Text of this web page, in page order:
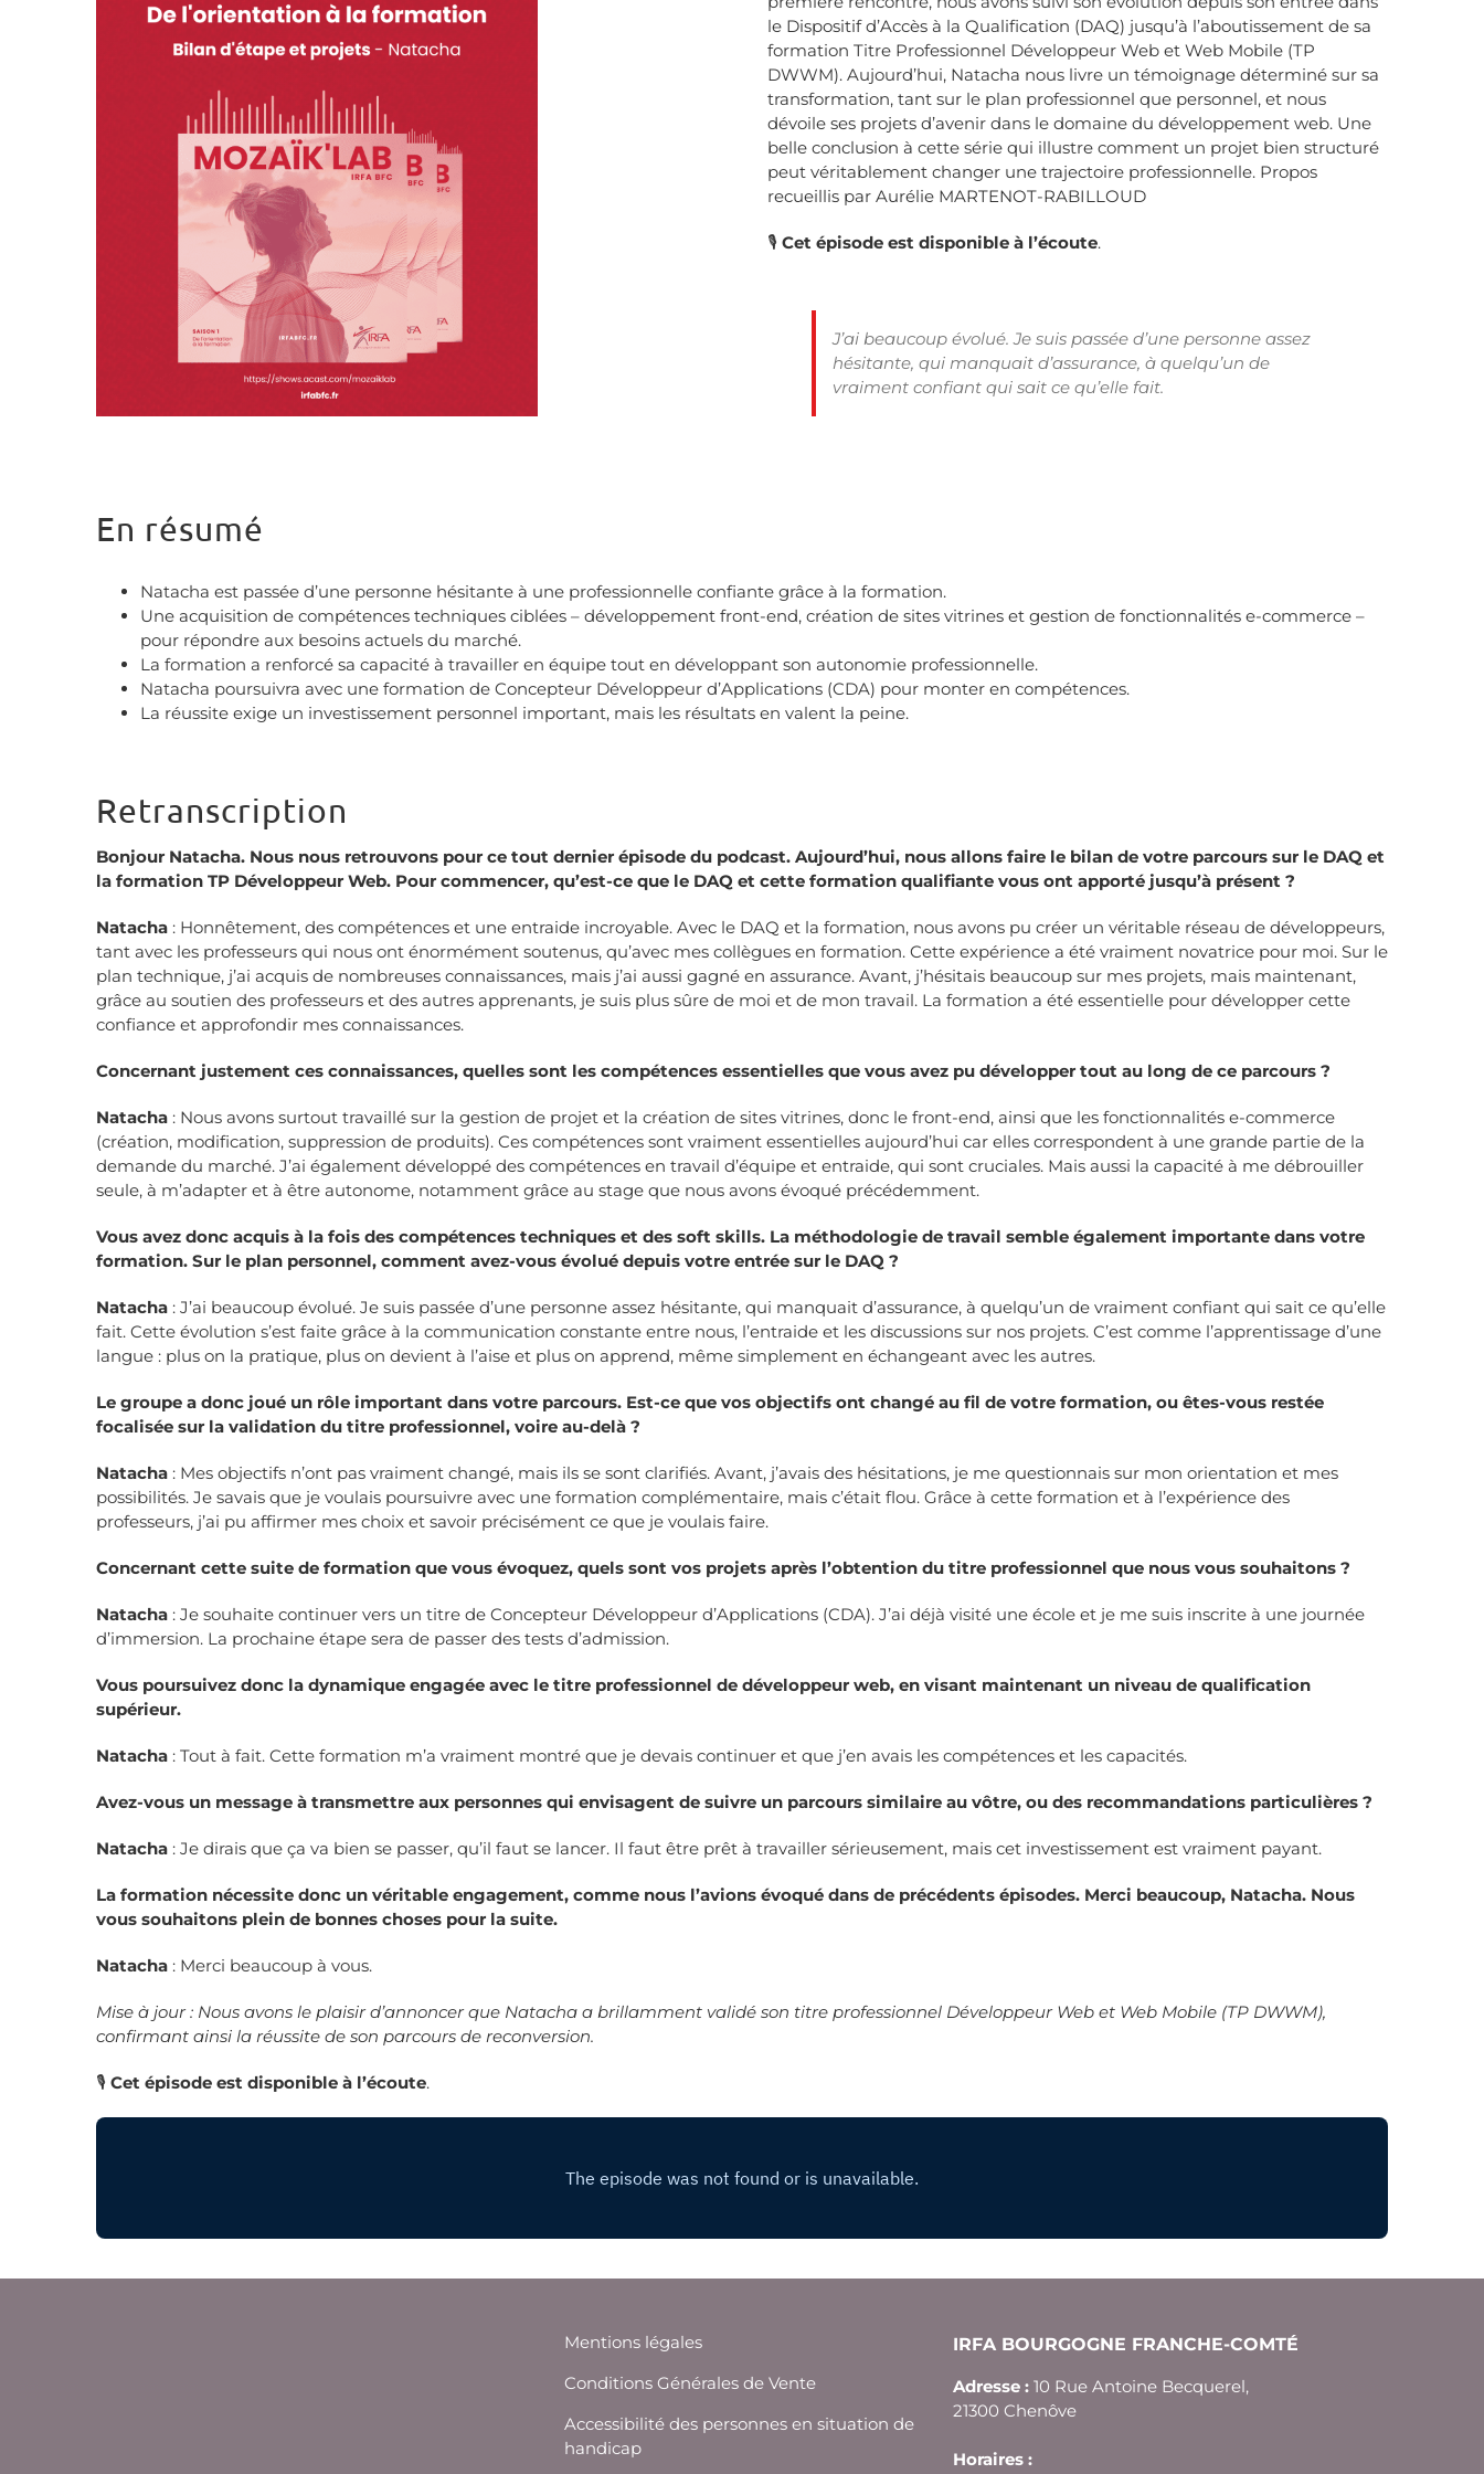
le Dispositif d’Accès à la Qualification (DAQ) jusqu’à l’aboutissement de sa
formationTitre Professionnel Développeur Web et Web Mobile (TP
DWWM). Aujourd’hui, Natacha nous livre un témoignage déterminé sur sa
transformation, tant sur le plan professionnel que personnel, et nous
dévoile ses projets d’avenir dans le domaine du développement web. Une
belle conclusion à cette série qui illustre comment un projet bien structuré
peut véritablement changer une trajectoire professionnelle. Propos
recueillis par Aurélie MARTENOT-RABILLOUD
🎙️Cetépisode est disponible à l’écoute.
J’ai beaucoup évolué. Je suis passée d’une personne assez
hésitante, qui manquait d’assurance, à quelqu’un de
vraiment confiant qui sait ce qu’elle fait.
En résumé
Natacha est passée d’une personne hésitante à une professionnelle confiante grâce à la formation.
Une acquisition de compétences techniques ciblées – développement front-end, création de sites vitrines et gestion de fonctionnalités e-commerce –
pour répondre aux besoins actuels du marché.
La formation a renforcé sa capacité à travailler en équipe tout en développant son autonomie professionnelle.
Natacha poursuivra avec une formation de Concepteur Développeur d’Applications (CDA) pour monter en compétences.
La réussite exige un investissement personnel important, mais les résultats en valent la peine.
Retranscription
Bonjour Natacha. Nous nous retrouvons pour ce tout dernier épisode du podcast. Aujourd’hui, nous allons faire le bilan de votre parcours sur le DAQ et
la formation TP Développeur Web. Pour commencer, qu’est-ce que le DAQ et cette formation qualifiante vous ont apporté jusqu’à présent ?
Natacha : Honnêtement, des compétences et une entraide incroyable. Avec le DAQ et la formation, nous avons pu créer un véritable réseau de développeurs,
tant avec les professeurs qui nous ont énormément soutenus, qu’avec mes collègues en formation. Cette expérience a été vraiment novatrice pour moi. Sur le
plan technique, j’ai acquis de nombreuses connaissances, mais j’ai aussi gagné en assurance. Avant, j’hésitais beaucoup sur mes projets, mais maintenant,
grâce au soutien des professeurs et des autres apprenants, je suis plus sûre de moi et de mon travail. La formation a été essentielle pour développer cette
confiance et approfondir mes connaissances.
Concernant justement ces connaissances, quelles sont les compétences essentielles que vous avez pu développer tout au long de ce parcours ?
Natacha : Nous avons surtout travaillé sur la gestion de projet et la création de sites vitrines, donc le front-end, ainsi que les fonctionnalités e-commerce
(création, modification, suppression de produits). Ces compétences sont vraiment essentielles aujourd’hui car elles correspondent à une grande partie de la
demande du marché. J’ai également développé des compétences en travail d’équipe et entraide, qui sont cruciales. Mais aussi la capacité à me débrouiller
seule, à m’adapter et à être autonome, notamment grâce au stage que nous avons évoqué précédemment.
Vous avez donc acquis à la fois des compétences techniques et des soft skills. La méthodologie de travail semble également importante dans votre
formation. Sur le plan personnel, comment avez-vous évolué depuis votre entrée sur le DAQ ?
Natacha : J’ai beaucoup évolué. Je suis passée d’une personne assez hésitante, qui manquait d’assurance, à quelqu’un de vraiment confiant qui sait ce qu’elle
fait. Cette évolution s’est faite grâce à la communication constante entre nous, l’entraide et les discussions sur nos projets. C’est comme l’apprentissage d’une
langue : plus on la pratique, plus on devient à l’aise et plus on apprend, même simplement en échangeant avec les autres.
Le groupe a donc joué un rôle important dans votre parcours. Est-ce que vos objectifs ont changé au fil de votre formation, ou êtes-vous restée
focalisée sur la validation du titre professionnel, voire au-delà ?
Natacha : Mes objectifs n’ont pas vraiment changé, mais ils se sont clarifiés. Avant, j’avais des hésitations, je me questionnais sur mon orientation et mes
possibilités. Je savais que je voulais poursuivre avec une formation complémentaire, mais c’était flou. Grâce à cette formation et à l’expérience des
professeurs, j’ai pu affirmer mes choix et savoir précisément ce que je voulais faire.
Concernant cette suite de formation que vous évoquez, quels sont vos projets après l’obtention du titre professionnel que nous vous souhaitons ?
Natacha : Je souhaite continuer vers un titre de Concepteur Développeur d’Applications (CDA). J’ai déjà visité une école et je me suis inscrite à une journée
d’immersion. La prochaine étape sera de passer des tests d’admission.
Vous poursuivez donc la dynamique engagée avec le titre professionnel de développeur web, en visant maintenant un niveau de qualification
supérieur.
Natacha : Tout à fait. Cette formation m’a vraiment montré que je devais continuer et que j’en avais les compétences et les capacités.
Avez-vous un message à transmettre aux personnes qui envisagent de suivre un parcours similaire au vôtre, ou des recommandations particulières ?
Natacha : Je dirais que ça va bien se passer, qu’il faut se lancer. Il faut être prêt à travailler sérieusement, mais cet investissement est vraiment payant.
La formation nécessite donc un véritable engagement, comme nous l’avions évoqué dans de précédents épisodes. Merci beaucoup, Natacha. Nous
vous souhaitons plein de bonnes choses pour la suite.
Natacha : Merci beaucoup à vous.
Mise à jour : Nous avons le plaisir d’annoncer que Natacha a brillamment validé son titre professionnel Développeur Web et Web Mobile (TP DWWM),
confirmant ainsi la réussite de son parcours de reconversion.
🎙️ Cet épisode est disponible à l’écoute.
Mentions légales
Conditions Générales de Vente
Accessibilité des personnes en situation de
handicap
IRFA BOURGOGNE FRANCHE-COMTÉ
Adresse :10 Rue Antoine Becquerel,
21300 Chenôve
Horaires :